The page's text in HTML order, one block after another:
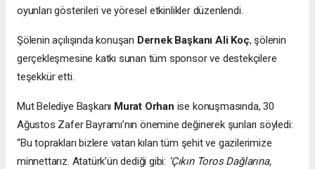
oyunları gösterileri ve yöresel etkinlikler düzenlendi.
Şölenin açılışında konuşan Dernek Başkanı Ali Koç, şölenin
gerçekleşmesine katkı sunan tüm sponsor ve destekçilere
teşekkür etti.
Mut Belediye Başkanı Murat Orhan ise konuşmasında, 30
Ağustos Zafer Bayramı’nın önemine değinerek şunları söyledi:
“Bu toprakları bizlere vatan kılan tüm şehit ve gazilerimize
minnettarız. Atatürk’ün dediği gibi: ‘Çıkın Toros Dağlarına,